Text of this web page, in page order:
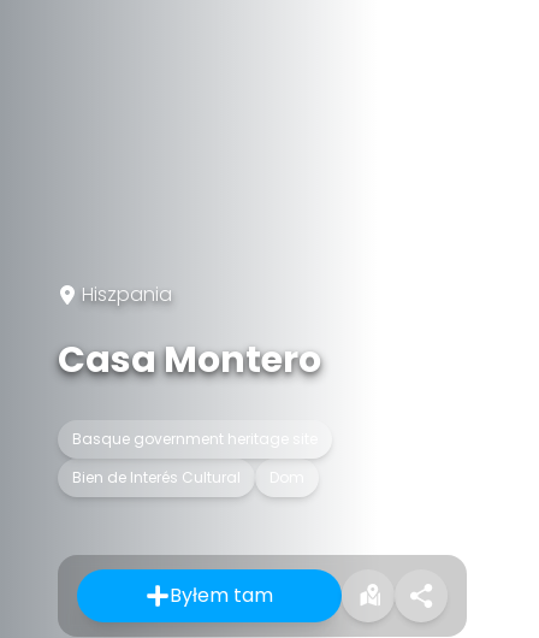
Hiszpania
Casa Montero
Basque government heritage site
Bien de Interés Cultural
Byłem tam